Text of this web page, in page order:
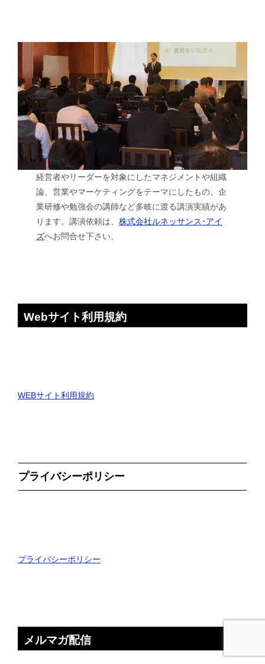
経営者やリーダーを対象にしたマネジメントや組織
論、営業やマーケティングをテーマにしたもの、企
業研修や勉強会の講師など多岐に渡る講演実績があ
ります。講演依頼は、株式会社ルネッサンス･アイ
ズへお問合せ下さい。
Webサイト利用規約
WEBサイト利用規約
プライバシーポリシー
プライバシーポリシー
メルマガ配信